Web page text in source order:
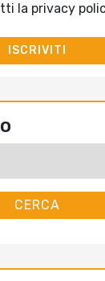
la privacy